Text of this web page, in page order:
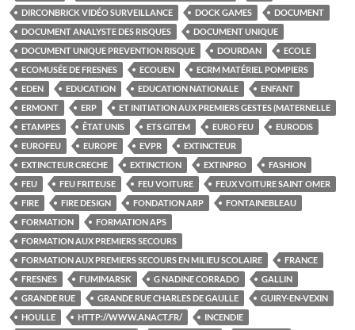
DIRCONBRICK VIDÉO SURVEILLANCE
DOCK GAMES
DOCUMENT
DOCUMENT ANALYSTE DES RISQUES
DOCUMENT UNIQUE
DOCUMENT UNIQUE PREVENTION RISQUE
DOURDAN
ECOLE
ECOMUSÉE DE FRESNES
ECOUEN
ECRM MATÉRIEL POMPIERS
EDEN
EDUCATION EDUCATION NATIONALE
ENFANT
ERMONT
ERP
ET INITIATION AUX PREMIERS GESTES (MATERNELLE
ETAMPES
ÊTAT UNIS ETS GITEM EURO FEU
EURODIS
EUROFEU
EUROPE EVPR
EXTINCTEUR
EXTINCTEUR CRECHE
EXTINCTION EXTINPRO
FASHION
FEU
FEU FRITEUSE FEU VOITURE
FEUX VOITURE SAINT OMER
FIRE
FIRE DESIGN FONDATION ARP
FONTAINEBLEAU
FORMATION
FORMATION APS
FORMATION AUX PREMIERS SECOURS
FORMATION AUX PREMIERS SECOURS EN MILIEU SCOLAIRE
FRANCE
FRESNES
FUMIMARSK G NADINE CORRADO
GALLIN
GRANDE RUE
GRANDE RUE CHARLES DE GAULLE
GUIRY-EN-VEXIN
HOULLE
HTTP://WWW.ANACT.FR/
INCENDIE